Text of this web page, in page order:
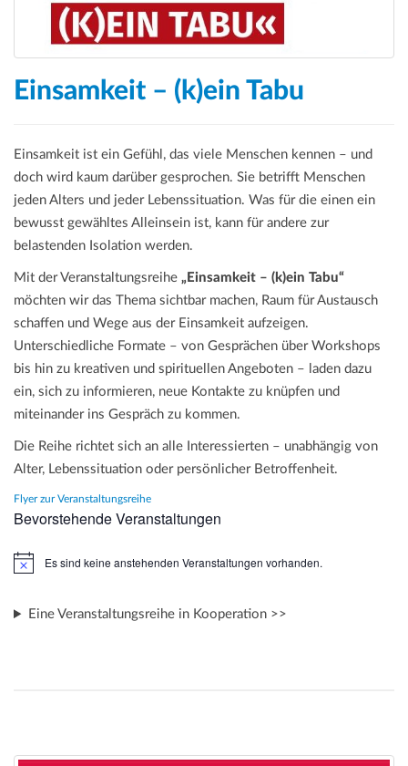
Einsamkeit – (k)ein Tabu
Einsamkeit ist ein Gefühl, das viele Menschen kennen – und
doch wird kaum darüber gesprochen. Sie betrifft Menschen
jeden Alters und jeder Lebenssituation. Was für die einen ein
bewusst gewähltes Alleinsein ist, kann für andere zur
belastenden Isolation werden.
Mit der Veranstaltungsreihe „Einsamkeit – (k)ein Tabu“
möchten wir das Thema sichtbar machen, Raum für Austausch
schaffen und Wege aus der Einsamkeit aufzeigen.
Unterschiedliche Formate – von Gesprächen über Workshops
bis hin zu kreativen und spirituellen Angeboten – laden dazu
ein, sich zu informieren, neue Kontakte zu knüpfen und
miteinander ins Gespräch zu kommen.
Die Reihe richtet sich an alle Interessierten – unabhängig von
Alter, Lebenssituation oder persönlicher Betroffenheit.
Flyer zur Veranstaltungsreihe
Bevorstehende Veranstaltungen
H
w
Es sind keine anstehenden Veranstaltungen vorhanden.
Eine Veranstaltungsreihe in Kooperation >>